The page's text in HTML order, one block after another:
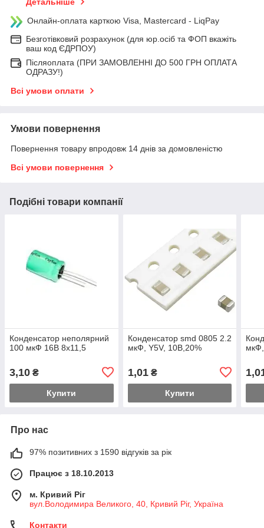
Детальніше
Онлайн-оплата карткою Visa, Mastercard - LiqPay
Безготівковий розрахунок (для юр.осіб та ФОП вкажіть
ваш код ЄДРПОУ)
Післяоплата (ПРИ ЗАМОВЛЕННІ ДО 500 ГРН ОПЛАТА
ОДРАЗУ!)
Всі умови оплати
Умови повернення
Повернення товару впродовж 14 днів за домовленістю
Всі умови повернення
Подібні товари компанії
Конденсатор неполярний
100 мкФ 16В 8x11,5
3,10 ₴
Купити
Конденсатор smd 0805 2.2
мкФ, Y5V, 10В,20%
1,01₴
Купити
Про нас
97% позитивних з 1590 відгуків за рік
Працює з 18.10.2013
м. Кривий Ріг
вул.Володимира Великого, 40, Кривий Ріг, Україна
Контакти